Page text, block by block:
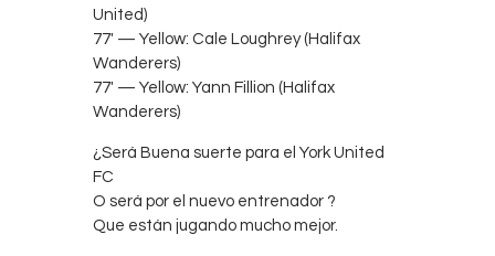
United)
77′ — Yellow: Cale Loughrey (Halifax
Wanderers)
77′ — Yellow: Yann Fillion (Halifax
Wanderers)
¿Será Buena suerte para el York United
FC
O será por el nuevo entrenador ?
Que están jugando mucho mejor.